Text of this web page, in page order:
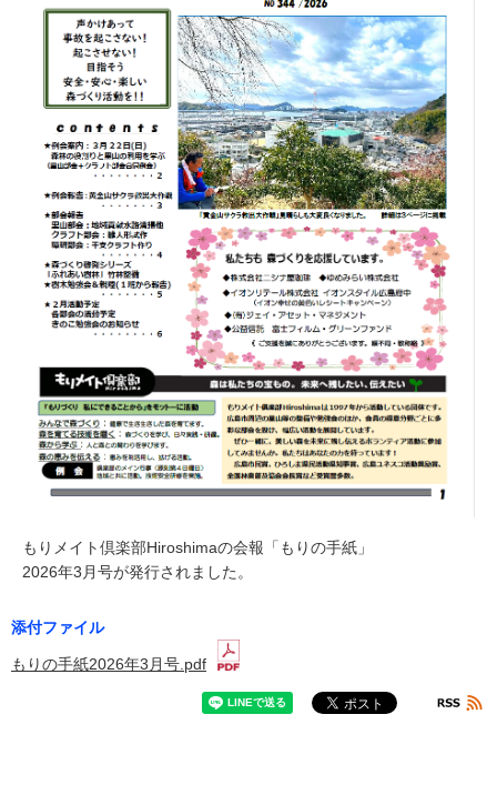
もりメイト倶楽部Hiroshimaの会報「もりの手紙」
2026年3月号が発行されました。
添付ファイル
もりの手紙2026年3月号.pdf